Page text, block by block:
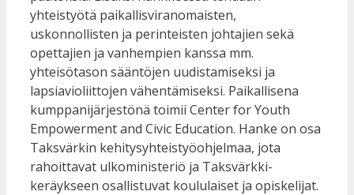
yhteistyötä paikallisviranomaisten,
uskonnollisten ja perinteisten johtajien sekä
opettajien ja vanhempien kanssa mm.
yhteisötason sääntöjen uudistamiseksi ja
lapsiavioliittojen vähentämiseksi. Paikallisena
kumppanijärjestönä toimii Center for Youth
Empowerment and Civic Education. Hanke on osa
Taksvärkin kehitysyhteistyöohjelmaa, jota
rahoittavat ulkoministeriö ja Taksvärkki-
keräykseen osallistuvat koululaiset ja opiskelijat.